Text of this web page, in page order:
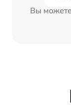
Вы